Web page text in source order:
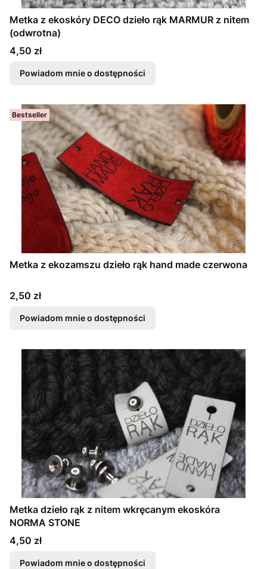
Metka z ekoskóry DECO dzieło rąk MARMUR z nitem
(odwrotna)
Cena
4,50 zł
Powiadom mnie o dostępności
Bestseller
Metka z ekozamszu dzieło rąk hand made czerwona
Cena
2,50 zł
Powiadom mnie o dostępności
Metka dzieło rąk z nitem wkręcanym ekoskóra
NORMA STONE
Cena
4,50 zł
Powiadom mnie o dostępności